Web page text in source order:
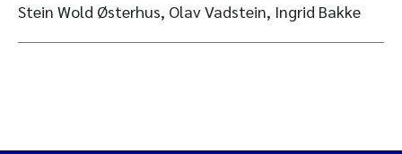
Stein Wold Østerhus, Olav Vadstein, Ingrid Bakke